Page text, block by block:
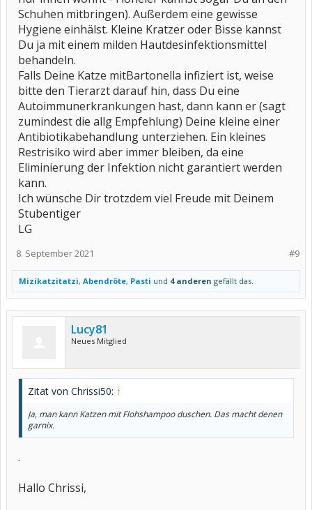
Schuhen mitbringen). Außerdem eine gewisse
Hygiene einhälst. Kleine Kratzer oder Bisse kannst
Du ja mit einem milden Hautdesinfektionsmittel
behandeln.
Falls Deine Katze mitBartonella infiziert ist, weise
bitte den Tierarzt darauf hin, dass Du eine
Autoimmunerkrankungen hast, dann kann er (sagt
zumindest die allg Empfehlung) Deine kleine einer
Antibiotikabehandlung unterziehen. Ein kleines
Restrisiko wird aber immer bleiben, da eine
Eliminierung der Infektion nicht garantiert werden
kann.
Ich wünsche Dir trotzdem viel Freude mit Deinem
Stubentiger
LG
#9
8. September 2021
Mizikatzitatzi, Abendröte, Pasti und 4 anderen gefällt das.
Lucy81
Neues Mitglied
Zitat von Chrissi50: ↑
Ja, man kann Katzen mit Flohshampoo duschen. Das macht denen
garnix.
.
Hallo Chrissi,